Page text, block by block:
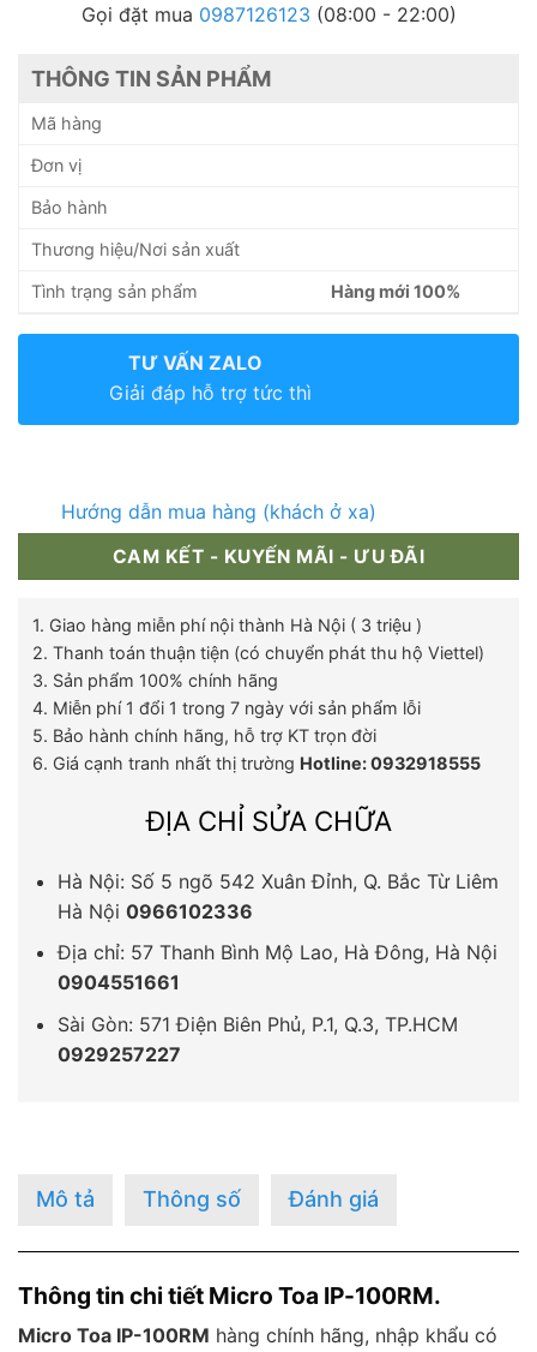
Gọi đặt mua 0987126123 (08:00 - 22:00)
THÔNG TIN SẢN PHẨM
Mã hàng
Đơn vị
Bảo hành
Thương hiệu/Nơi sản xuất
Tình trạng sản phẩm Hàng mới 100%
TƯ VẤN ZALO
Giải đáp hỗ trợ tức thì
Hướng dẫn mua hàng (khách ở xa)
CAM KẾT - KUYẾN MÃI - ƯU ĐÃI
1. Giao hàng miễn phí nội thành Hà Nội ( 3 triệu )
2. Thanh toán thuận tiện (có chuyển phát thu hộ Viettel)
3. Sản phẩm 100% chính hãng
4. Miễn phí 1 đổi 1 trong 7 ngày với sản phẩm lỗi
5. Bảo hành chính hãng, hỗ trợ KT trọn đời
6. Giá cạnh tranh nhất thị trường Hotline: 0932918555
ĐỊA CHỈ SỬA CHỮA
Hà Nội: Số 5 ngõ 542 Xuân Đỉnh, Q. Bắc Từ Liêm
Hà Nội 0966102336
Địa chỉ: 57 Thanh Bình Mộ Lao, Hà Đông, Hà Nội
0904551661
Sài Gòn: 571 Điện Biên Phủ, P.1, Q.3, TP.HCM
0929257227
Mô tả Thông số Đánh giá
Thông tin chi tiết Micro Toa IP-100RM.
Micro Toa IP-100RM hàng chính hãng, nhập khẩu có